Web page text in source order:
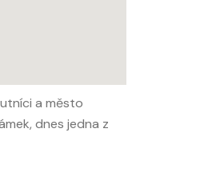
a město
dnes jedna z